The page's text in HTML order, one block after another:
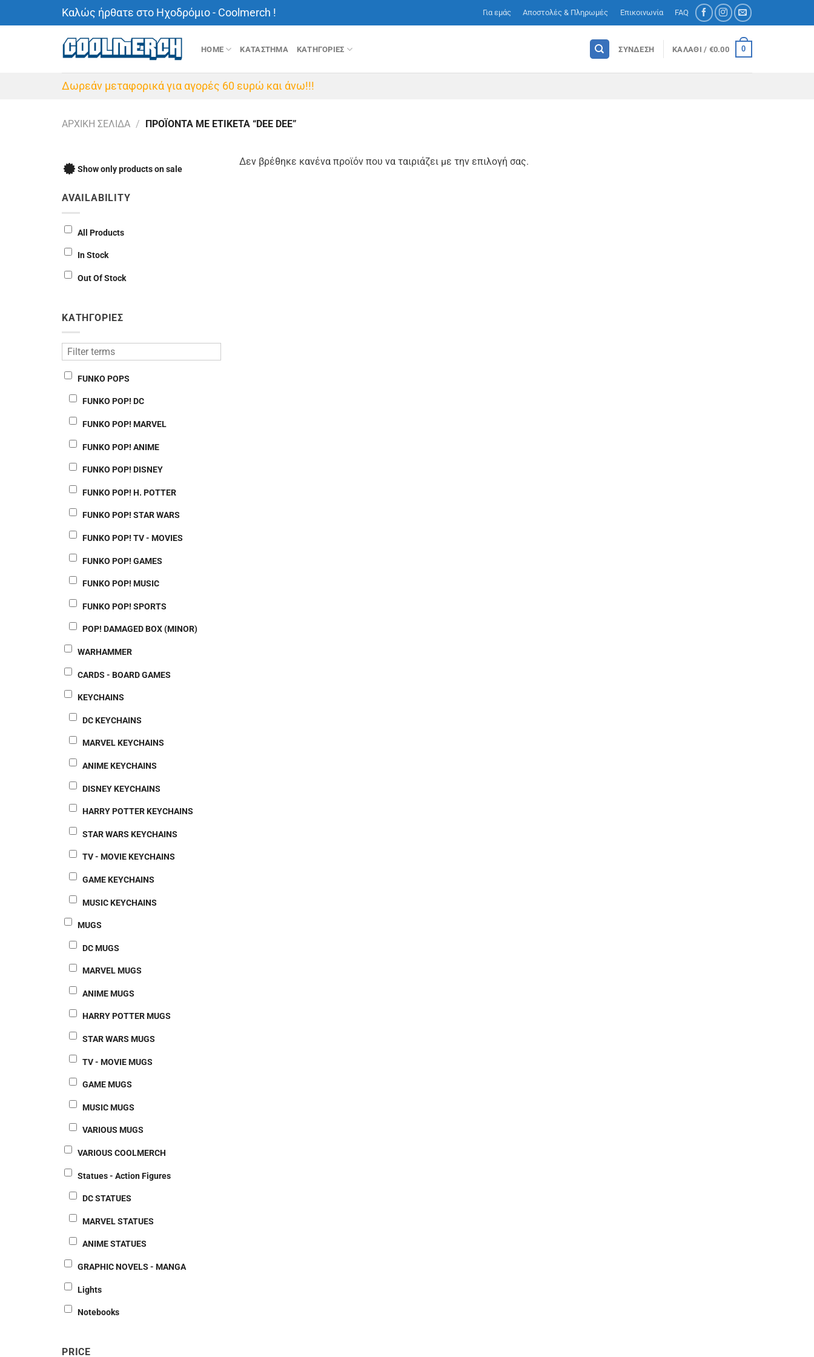
Καλώς ήρθατε στο Ηχοδρόμιο - Coolmerch ! Για εμάς Αποστολές & Πληρωμές Επικοινωνία FAQ
HOME ΚΑΤΑΣΤΗΜΑ ΚΑΤΗΓΟΡΙΕΣ ΣΎΝΔΕΣΗ ΚΑΛΆΘΙ / €0.00 0
Δωρεάν μεταφορικά για αγορές 60 ευρώ και άνω!!!
ΑΡΧΙΚΉ ΣΕΛΊΔΑ / ΠΡΟΪΌΝΤΑ ΜΕ ΕΤΙΚΈΤΑ “DEE DEE”
Show only products on sale
AVAILABILITY
All Products
In Stock
Out Of Stock
ΚΑΤΗΓΟΡΙΕΣ
FUNKO POPS
FUNKO POP! DC
FUNKO POP! MARVEL
FUNKO POP! ANIME
FUNKO POP! DISNEY
FUNKO POP! H. POTTER
FUNKO POP! STAR WARS
FUNKO POP! TV - MOVIES
FUNKO POP! GAMES
FUNKO POP! MUSIC
FUNKO POP! SPORTS
POP! DAMAGED BOX (MINOR)
WARHAMMER
CARDS - BOARD GAMES
KEYCHAINS
DC KEYCHAINS
MARVEL KEYCHAINS
ANIME KEYCHAINS
DISNEY KEYCHAINS
HARRY POTTER KEYCHAINS
STAR WARS KEYCHAINS
TV - MOVIE KEYCHAINS
GAME KEYCHAINS
MUSIC KEYCHAINS
MUGS
DC MUGS
MARVEL MUGS
ANIME MUGS
HARRY POTTER MUGS
STAR WARS MUGS
TV - MOVIE MUGS
GAME MUGS
MUSIC MUGS
VARIOUS MUGS
VARIOUS COOLMERCH
Statues - Action Figures
DC STATUES
MARVEL STATUES
ANIME STATUES
GRAPHIC NOVELS - MANGA
Lights
Notebooks
PRICE
Δεν βρέθηκε κανένα προϊόν που να ταιριάζει με την επιλογή σας.